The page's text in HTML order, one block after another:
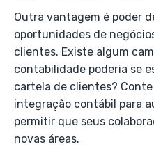
Outra vantagem é poder
oportunidades de
clientes. Existe algum
contabilidade poderia se
cartela de clientes?
integração contábil para
permitir que seus
novas áreas.